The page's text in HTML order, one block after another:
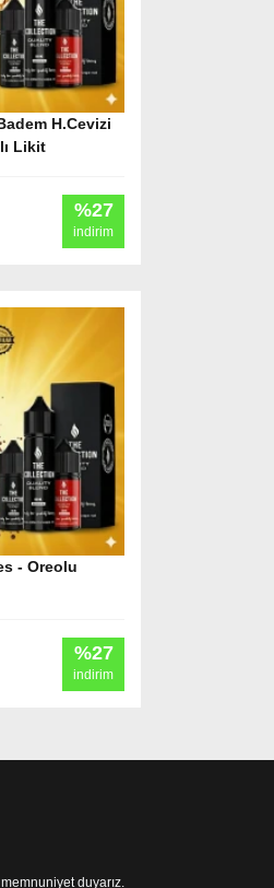
H.Cevizi
Likit
%27
indirim
- Oreolu
%27
indirim
duyarız.